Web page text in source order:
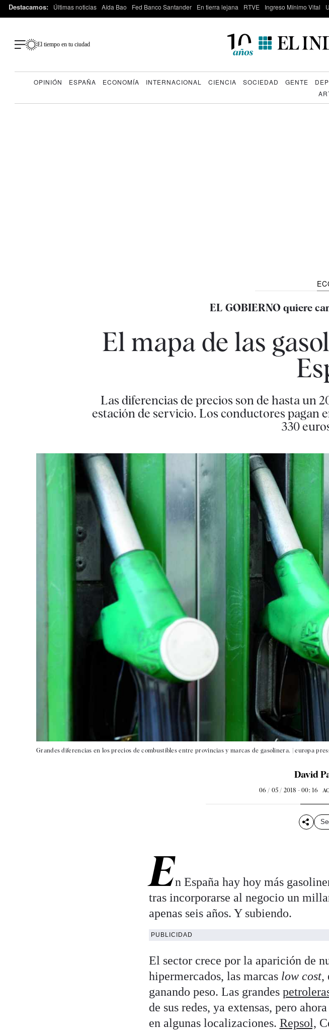
Destacamos: Últimas noticias Aída Bao Fed Banco Santander En tierra lejana RTVE Ingreso Mínimo Vital
El tiempo en tu ciudad
OPINIÓN ESPAÑA ECONOMÍA INTERNACIONAL CIENCIA SOCIEDAD GENTE
EL GOBIERNO quiere
El mapa de las
Las diferencias de precios son de hasta un
estación de servicio. Los conductores pagan
330
Grandes diferencias en los precios de combustibles entre provincias y marcas de gasolinera. |europa
David
06 / 05 / 2018 - 00: 16
En España hay hoy más
tras incorporarse al negocio un
apenas seis años. Y subiendo.
PUBLICIDAD
El sector crece por la aparición de
hipermercados, las marcas low cost,
ganando peso. Las grandes
de sus redes, ya extensas, pero
en algunas localizaciones. Repsol,